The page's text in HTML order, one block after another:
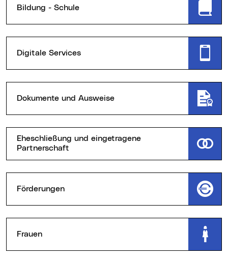
Bildung - Schule
Digitale Services
Dokumente und Ausweise
Eheschließung und eingetragene
Partnerschaft
Förderungen
Frauen